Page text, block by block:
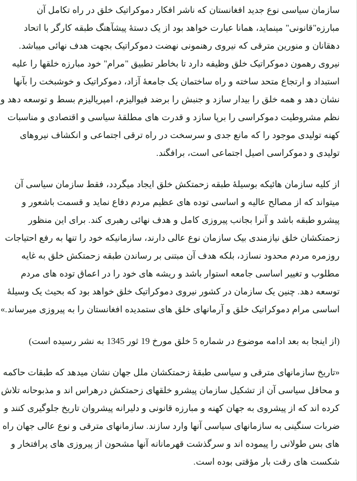
سازمان سیاسی نوع جدید افغانستان که ناشر افکار دموکراتیک خلق در راه تکامل آن
مبارزه"قانونی" مینماید، همانا عبارت خواهد بود از یک دستۀ پیشآهنگ طبقه کارگر با اتحاد
دهقانان و منورین مترقی که نیروی رهنمونی نهضت دموکراتیک بجهت هدف نهائی میباشد.
نیروی رهمون دموکراتیک خلق وظیفه دارد تا بخاطر تطبیق "مرام" خود مبارزه خلقها را علیه
استبداد و ارتجاع متحد ساخته و راه ساختمان یک جامعۀ آزاد، دموکراتیک و خوشبخت را بآنها
نشان دهد و همه خلق را بیدار سازد و جنبش را برضد فیوالیزم، امپریالیزم بسط و توسعه دهد و
نظم مشروطیت دموکراسی را برپا سازد و قدرت های مطلقۀ سیاسی و اقتصادی و مناسبات
کهنه تولیدی موجود را که مانع جدی و سرسخت در راه ترقی اجتماعی و انکشاف نیروهای
تولیدی و دموکراسی اصیل اجتماعی است، برافگند.
از کلیه سازمان هائیکه بوسیلۀ طبقه زحمتکش خلق ایجاد میگردد، فقط سازمان سیاسی آن
میتواند که از مصالح عالیه و اساسی توده های عظیم مردم دفاع نماید و قسمت باشعور و
پیشرو طبقه باشد و آنرا بجانب پیروزی کامل و هدف نهائی رهبری کند. برای این منظور
زحمتکشان خلق نیازمندی بیک سازمان نوع عالی دارند، سازمانیکه خود را تنها به رفع احتیاجات
روزمره مردم محدود نسازد، بلکه هدف آن مبتنی بر رساندن طبقه زحمتکش خلق به غایه
مطلوب و تغییر اساسی جامعه استوار باشد و ریشه های خود را در اعماق توده های مردم
توسعه دهد. چنین یک سازمان در کشور نیروی دموکراتیک خلق خواهد بود که بحیث یک وسیلۀ
اساسی مرام دموکراتیک خلق و آرمانهای خلق های ستمدیده افغانستان را به پیروزی میرساند.»
(از اینجا به بعد ادامه موضوع در شماره 5 خلق مورخ 19 ثور 1345 به نشر رسیده است)
«تاریخ سازمانهای مترقی و سیاسی طبقۀ زحمتکشان ملل جهان نشان میدهد که طبقات حاکمه
و محافل سیاسی آن از تشکیل سازمان پیشرو خلقهای زحمتکش درهراس اند و مذبوحانه تلاش
کرده اند که از پیشروی به جهان کهنه و مبارزه قانونی و دلیرانه پیشروان تاریخ جلوگیری کنند و
ضربات سنگینی به سازمانهای سیاسی آنها وارد سازند. سازمانهای مترقی و نوع عالی جهان راه
های بس طولانی را پیموده اند و سرگذشت قهرمانانه آنها مشحون از پیروزی های پرافتخار و
شکست های رقت بار مؤقتی بوده است.